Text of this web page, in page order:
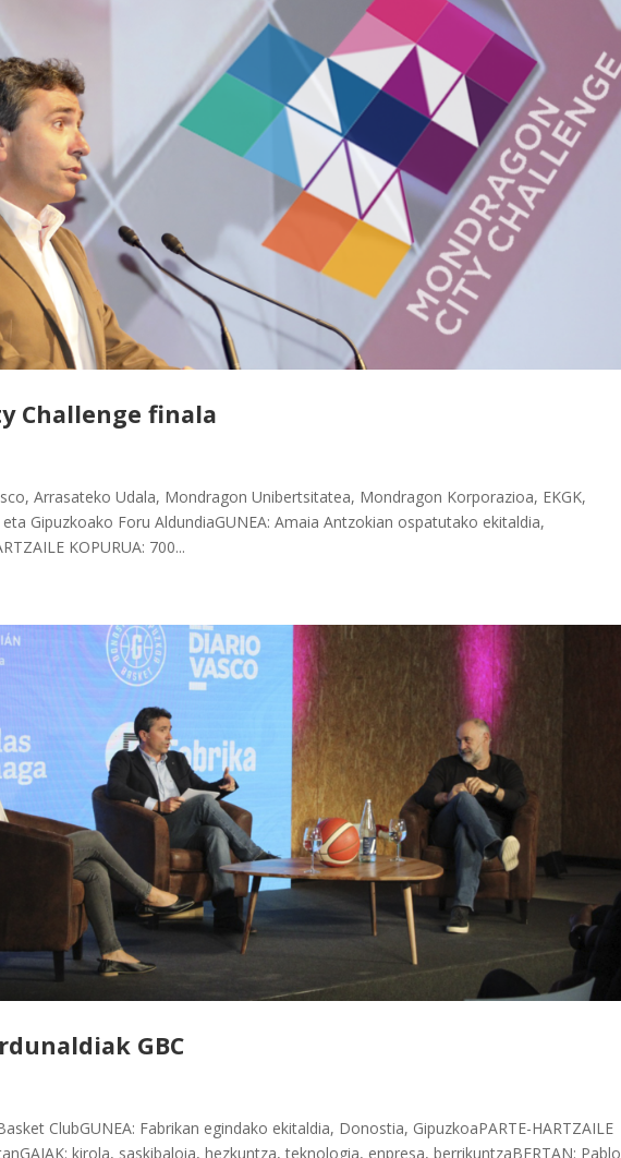
Challenge finala
Arrasateko Udala, Mondragon Unibertsitatea, Mondragon Korporazioa, EKGK,
Gipuzkoako Foru AldundiaGUNEA: Amaia Antzokian ospatutako ekitaldia,
KOPURUA: 700...
GBC
ClubGUNEA: Fabrikan egindako ekitaldia, Donostia, GipuzkoaPARTE-HARTZAILE
kirola, saskibaloia, hezkuntza, teknologia, enpresa, berrikuntzaBERTAN: Pablo